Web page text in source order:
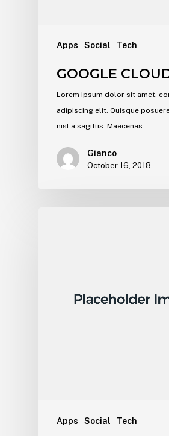
Apps Social Tech
GOOGLE
Lorem ipsum dolor sit amet,
adipiscing elit. Quisque
nisl a sagittis. Maecenas…
Gianco
October 16, 2018
Apps Social Tech